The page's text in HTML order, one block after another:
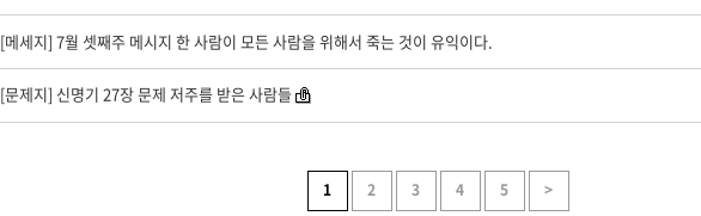
[메세지] 7월 셋째주 메시지 한 사람이 모든 사람을 위해서 죽는 것이 유익이다.
[문제지] 신명기 27장 문제 저주를 받은 사람들
1 2 3 4 5 >